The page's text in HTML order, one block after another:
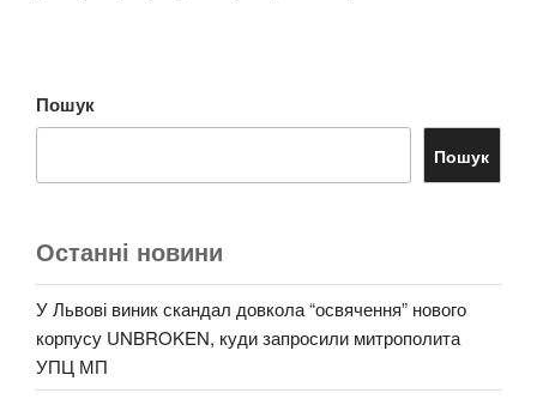
Пошук
Пошук
Останні новини
У Львові виник скандал довкола “освячення” нового
корпусу UNBROKEN, куди запросили митрополита
УПЦ МП